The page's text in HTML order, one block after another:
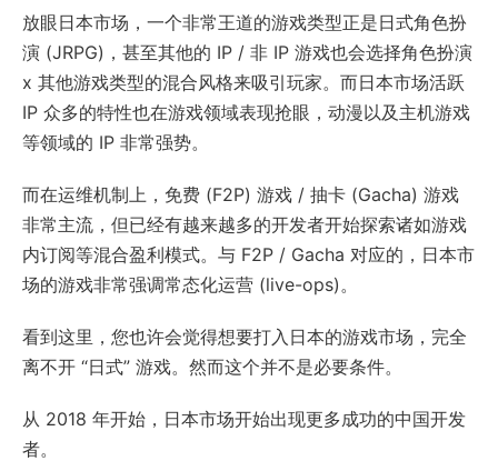
放眼日本市场，一个非常王道的游戏类型正是日式角色扮
演 (JRPG)，甚至其他的 IP / 非 IP 游戏也会选择角色扮演
x 其他游戏类型的混合风格来吸引玩家。而日本市场活跃
IP 众多的特性也在游戏领域表现抢眼，动漫以及主机游戏
等领域的 IP 非常强势。
而在运维机制上，免费 (F2P) 游戏 / 抽卡 (Gacha) 游戏
非常主流，但已经有越来越多的开发者开始探索诸如游戏
内订阅等混合盈利模式。与 F2P / Gacha 对应的，日本市
场的游戏非常强调常态化运营 (live-ops)。
看到这里，您也许会觉得想要打入日本的游戏市场，完全
离不开 “日式” 游戏。然而这个并不是必要条件。
从 2018 年开始，日本市场开始出现更多成功的中国开发
者。